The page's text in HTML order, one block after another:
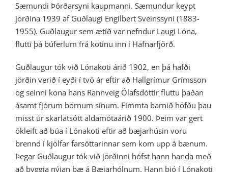
Sæmundi Þórðarsyni kaupmanni. Sæmundur keypt
jörðina 1939 af Guðlaugi Engilbert Sveinssyni (1883-
1955). Guðlaugur sem ætíð var nefndur Laugi Lóna,
flutti þá búferlum frá kotinu inn í Hafnarfjörð.
Guðlaugur tók við Lónakoti árið 1902, en þá hafði
jörðin verið í eyði í tvö ár eftir að Hallgrímur Grímsson
og seinni kona hans Rannveig Ólafsdóttir fluttu þaðan
ásamt fjórum börnum sínum. Fimmta barnið höfðu þau
misst úr skarlatsótt aldamótaárið 1900. Þeim var gert
ókleift að búa í Lónakoti eftir að bæjarhúsin voru
brennd í kjölfar farsóttarinnar sem kom upp á bænum.
Þegar Guðlaugur tók við jörðinni hófst hann handa með
að byggja nýjan bæ á Bæjarhólnum. Hann bjó í Lónakoti